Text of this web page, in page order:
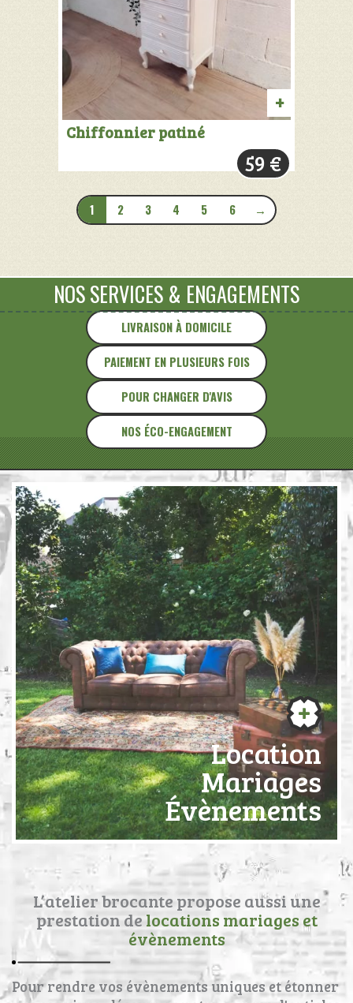
PANIER
Chiffonnier patiné
59 €
1 2 3 4 5 6 →
LIVRAISON À DOMICILE
PAIEMENT EN PLUSIEURS FOIS
NOS SERVICES & ENGAGEMENTS
POUR CHANGER D'AVIS
NOS ÉCO-ENGAGEMENT
Location
Mariages
Évènements
L’atelier brocante propose aussi une
prestation de locations mariages et
évènements
Pour rendre vos évènements uniques et étonner